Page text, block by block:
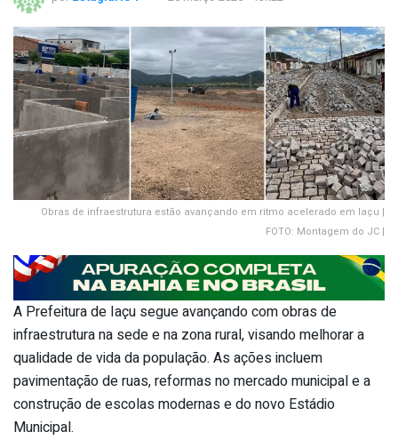
Obras de infraestrutura estão avançando em ritmo acelerado em Iaçu |
FOTO: Montagem do JC |
A Prefeitura de Iaçu segue avançando com obras de
infraestrutura na sede e na zona rural, visando melhorar a
qualidade de vida da população. As ações incluem
pavimentação de ruas, reformas no mercado municipal e a
construção de escolas modernas e do novo Estádio
Municipal.